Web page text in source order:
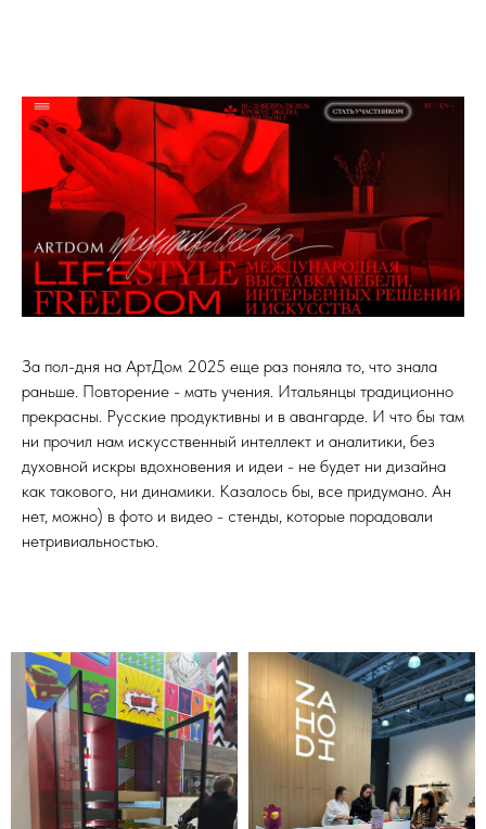
За пол-дня на АртДом 2025 еще раз поняла то, что знала
раньше. Повторение - мать учения. Итальянцы традиционно
прекрасны. Русские продуктивны и в авангарде. И что бы там
ни прочил нам искусственный интеллект и аналитики, без
духовной искры вдохновения и идеи - не будет ни дизайна
как такового, ни динамики. Казалось бы, все придумано. Ан
нет, можно) в фото и видео - стенды, которые порадовали
нетривиальностью.